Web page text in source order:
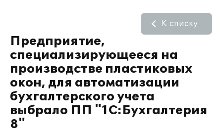
Предприятие,
специализирующееся на
производстве пластиковых
окон, для автоматизации
бухгалтерского учета
выбрало ПП "1С:Бухгалтерия
8"
К списку